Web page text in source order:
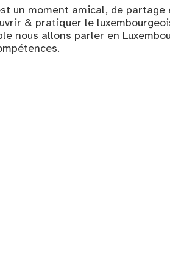
un moment amical, de partage
& pratiquer le
nous allons parler en